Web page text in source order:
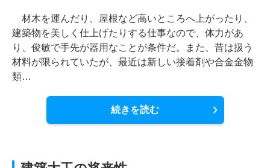
材木を運んだり、屋根など高いところへ上がったり、
建築物を美しく仕上げたりする仕事なので、体力があ
り、俊敏で手先が器用なことが条件だ。また、昔は扱う
材料が限られていたが、最近は新しい接着剤や合金金物
類…
続きを読む